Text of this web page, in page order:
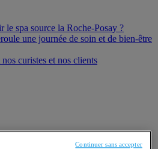
le spa source la Roche-Posay ?
une journée de soin et de bien-être
curistes et nos clients
Continuer sans accepter